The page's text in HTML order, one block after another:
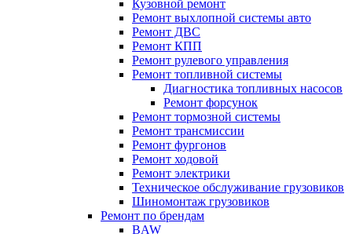
Кузовной ремонт
Ремонт выхлопной системы авто
Ремонт ДВС
Ремонт КПП
Ремонт рулевого управления
Ремонт топливной системы
Диагностика топливных насосов
Ремонт форсунок
Ремонт тормозной системы
Ремонт трансмиссии
Ремонт фургонов
Ремонт ходовой
Ремонт электрики
Техническое обслуживание грузовиков
Шиномонтаж грузовиков
Ремонт по брендам
BAW